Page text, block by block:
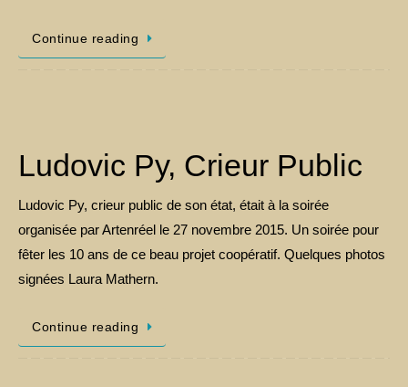
Continue reading
Ludovic Py, Crieur Public
Ludovic Py, crieur public de son état, était à la soirée
organisée par Artenréel le 27 novembre 2015. Un soirée pour
fêter les 10 ans de ce beau projet coopératif. Quelques photos
signées Laura Mathern.
Continue reading